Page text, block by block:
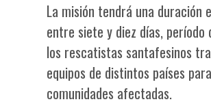
La misión tendrá una duración
entre siete y diez días,
los rescatistas santafesinos
equipos de distintos países
comunidades afectadas.